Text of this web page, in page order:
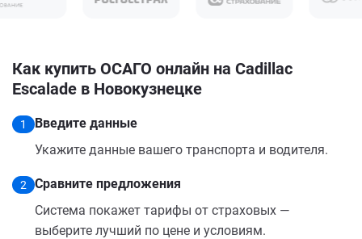
Как купить ОСАГО онлайн на Cadillac
Escalade в Новокузнецке
1
Введите данные
Укажите данные вашего транспорта и водителя.
2
Сравните предложения
Система покажет тарифы от страховых —
выберите лучший по цене и условиям.